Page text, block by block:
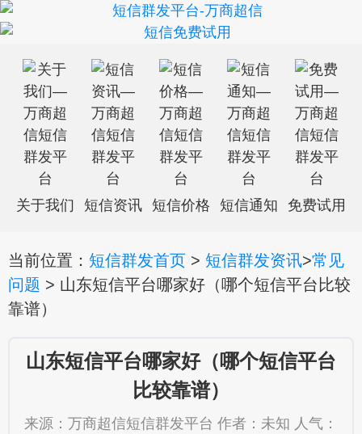
关于我们 短信资讯 短信价格 短信通知 免费试用
当前位置： 短信群发首页 > 短信群发资讯>常见
问题 > 山东短信平台哪家好（哪个短信平台比较
靠谱）
山东短信平台哪家好（哪个短信平台
比较靠谱）
来源：万商超信短信群发平台 作者：未知 人气：